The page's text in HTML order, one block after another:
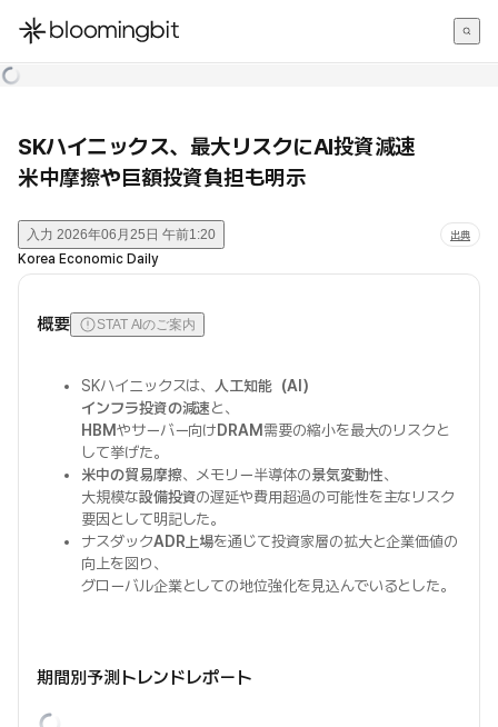
한국어
SKハイニックス、最大リスクにAI投資減速
米中摩擦や巨額投資負担も明示
入力 2026年06月25日 午前1:20 出典
Korea Economic Daily
概要 STAT AIのご案内
SKハイニックスは、
人工知能（AI）
インフラ投資の減速と、
HBMやサーバー向けDRAM 需要の縮小を最大のリスクと
して挙げた。
米中の貿易摩擦、メモリー半導体の景気変動性、
大規模な設備投資の遅延や費用超過の可能性を主なリスク
要因として明記した。
ナスダックADR上場を通じて投資家層の拡大と企業価値の
向上を図り、
グローバル企業としての地位強化を見込んでいるとした。
期間別予測トレンドレポート